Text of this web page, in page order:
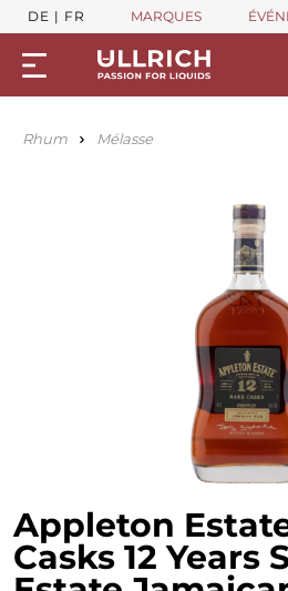
DE FR MARQUES
Rhum Mélasse
Appleton
Casks 12 Years